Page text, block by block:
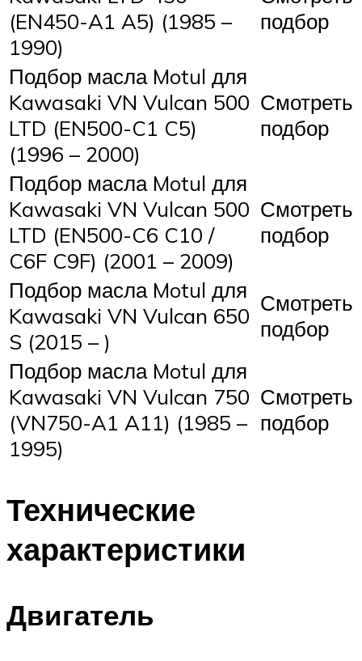
(EN450-A1 A5) (1985 –
1990)
подбор
Подбор масла Motul для
Kawasaki VN Vulcan 500
LTD (EN500-C1 C5)
(1996 – 2000)
Смотреть
подбор
Подбор масла Motul для
Kawasaki VN Vulcan 500
LTD (EN500-C6 C10 /
C6F C9F) (2001 – 2009)
Смотреть
подбор
Подбор масла Motul для
Kawasaki VN Vulcan 650
S (2015 – )
Смотреть
подбор
Подбор масла Motul для
Kawasaki VN Vulcan 750
(VN750-A1 A11) (1985 –
1995)
Смотреть
подбор
Технические
характеристики
Двигатель